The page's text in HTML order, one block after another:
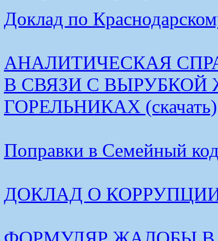
Доклад по
АНАЛИТИЧЕСКАЯ
В СВЯЗИ С
ГОРЕЛЬНИКАХ (скачать)
Поправки в Семейный
ДОКЛАД О КОРРУПЦИИ